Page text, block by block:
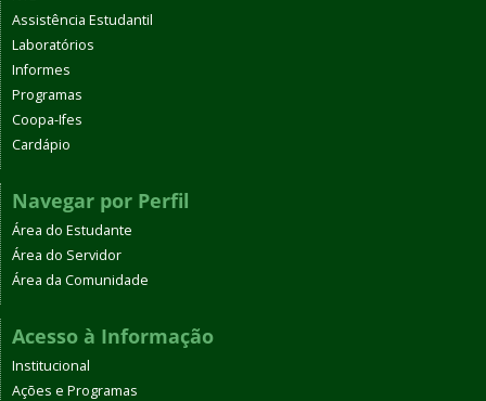
Assistência Estudantil
Laboratórios
Informes
Programas
Coopa-Ifes
Cardápio
Navegar por Perfil
Área do Estudante
Área do Servidor
Área da Comunidade
Acesso à Informação
Institucional
Ações e Programas